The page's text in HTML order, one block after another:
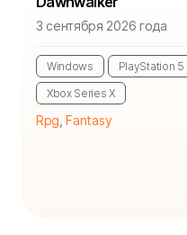
3 сентября 2026 года
Windows PlayStation 5
Xbox Series X
Rpg ,Fantasy